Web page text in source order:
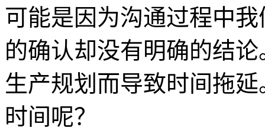
可能是因为沟通过程中
的确认却没有明确的结
生产规划而导致时间拖
时间呢？